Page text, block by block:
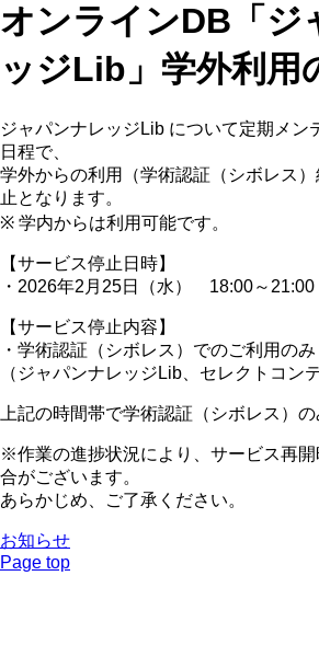
オンラインDB「ジ
ッジLib」学外利用
ジャパンナレッジLib について定期メン
日程で、
学外からの利用（学術認証（シボレス
止となります。
※ 学内からは利用可能です。
【サービス停止日時】
・2026年2月25日（水） 18:00～21:00
【サービス停止内容】
・学術認証（シボレス）でのご利用のみ
（ジャパンナレッジLib、セレクトコン
上記の時間帯で学術認証（シボレス）
※作業の進捗状況により、サービス再
合がございます。
あらかじめ、ご了承ください。
お知らせ
Page top